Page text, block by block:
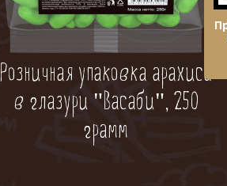
Розничная упаковка арахиса
в глазури "Васаби", 250
грамм